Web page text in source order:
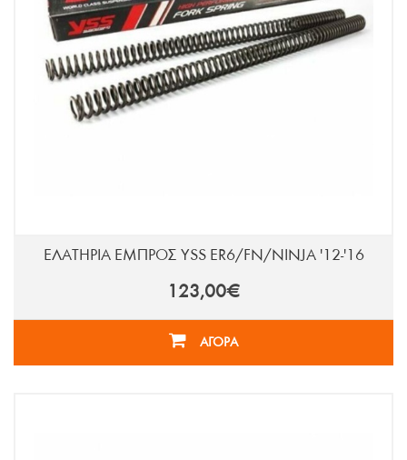
ΕΛΑΤΗΡΙΑ ΕΜΠΡΟΣ YSS ER6/FN/NINJA '12-'16
123,00€
ΑΓΟΡΑ